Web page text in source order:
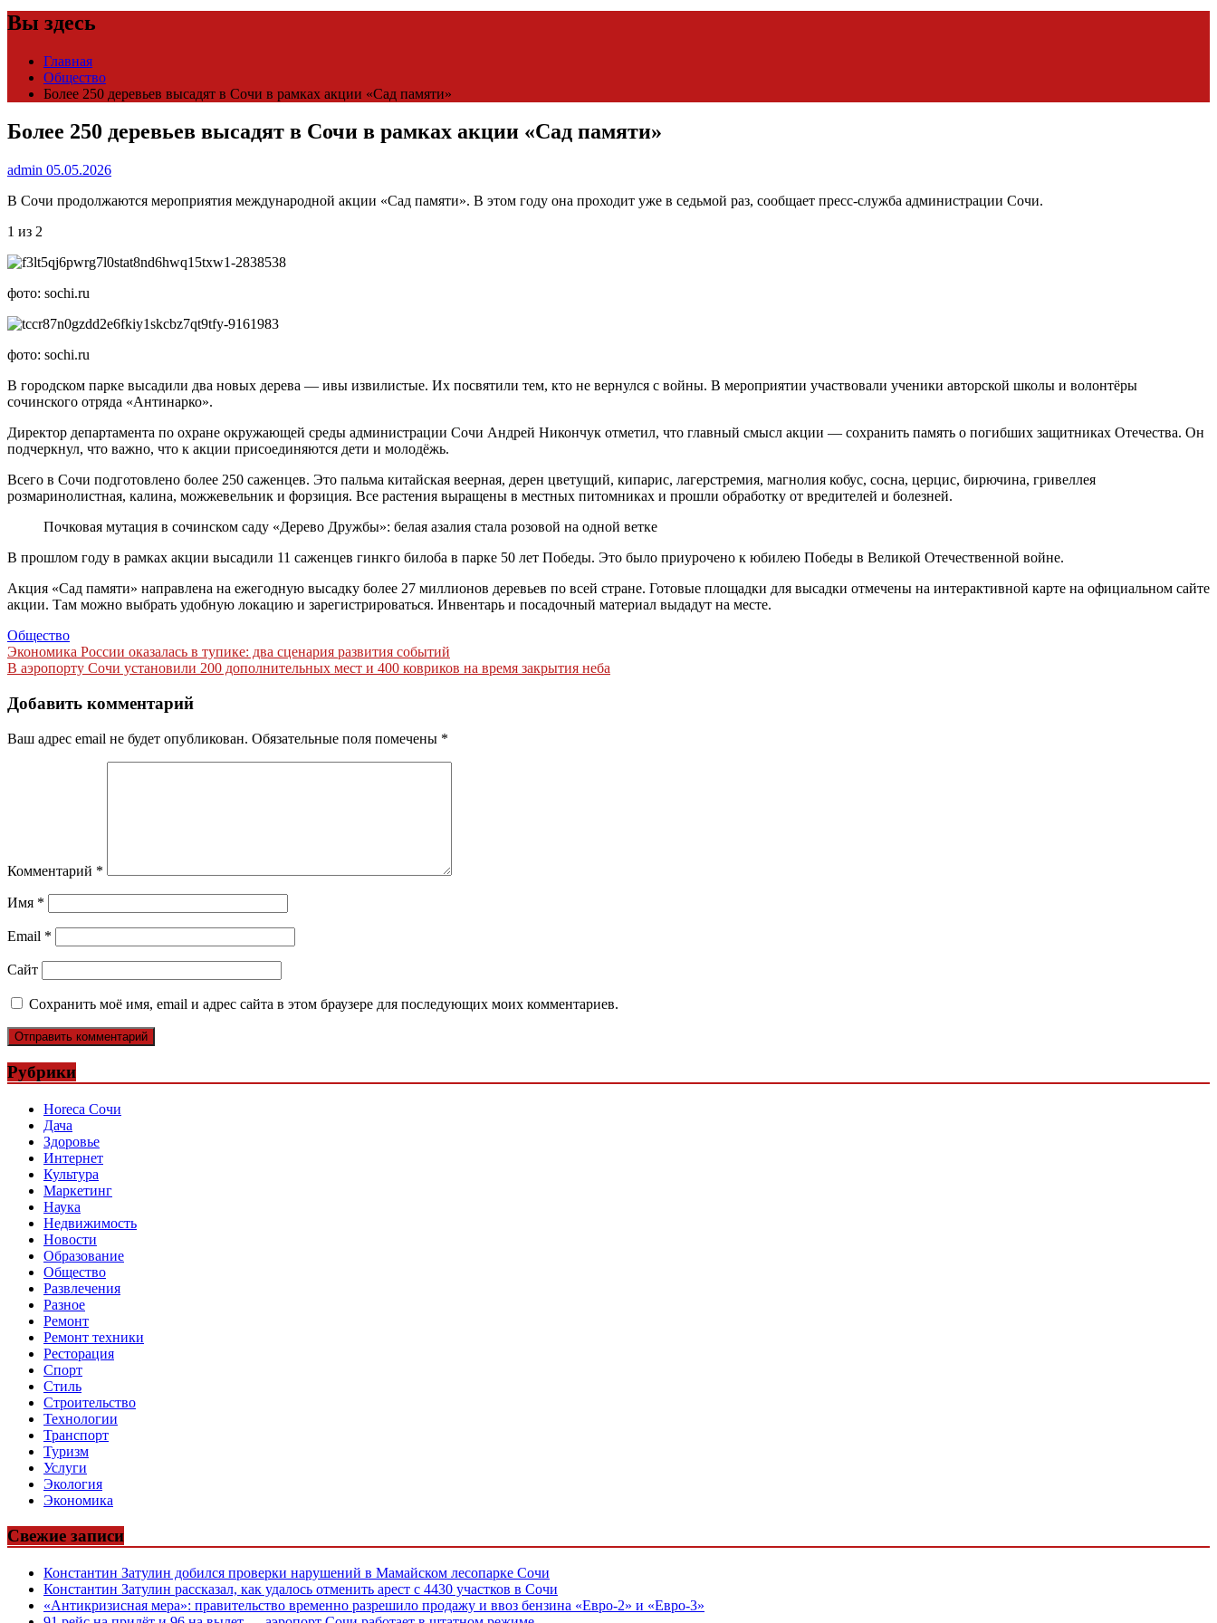
Вы здесь
Главная
Общество
Более 250 деревьев высадят в Сочи в рамках акции «Сад памяти»
Более 250 деревьев высадят в Сочи в рамках акции «Сад памяти»
admin 05.05.2026
В Сочи продолжаются мероприятия международной акции «Сад памяти». В этом году она проходит уже в седьмой раз, сообщает пресс-служба администрации Сочи.
1 из 2
фото: sochi.ru
фото: sochi.ru
В городском парке высадили два новых дерева — ивы извилистые. Их посвятили тем, кто не вернулся с войны. В мероприятии участвовали ученики авторской школы и волонтёры
сочинского отряда «Антинарко».
Директор департамента по охране окружающей среды администрации Сочи Андрей Никончук отметил, что главный смысл акции — сохранить память о погибших защитниках Отечества. Он
подчеркнул, что важно, что к акции присоединяются дети и молодёжь.
Всего в Сочи подготовлено более 250 саженцев. Это пальма китайская веерная, дерен цветущий, кипарис, лагерстремия, магнолия кобус, сосна, церцис, бирючина, гривеллея
розмаринолистная, калина, можжевельник и форзиция. Все растения выращены в местных питомниках и прошли обработку от вредителей и болезней.
Почковая мутация в сочинском саду «Дерево Дружбы»: белая азалия стала розовой на одной ветке
В прошлом году в рамках акции высадили 11 саженцев гинкго билоба в парке 50 лет Победы. Это было приурочено к юбилею Победы в Великой Отечественной войне.
Акция «Сад памяти» направлена на ежегодную высадку более 27 миллионов деревьев по всей стране. Готовые площадки для высадки отмечены на интерактивной карте на официальном сайте
акции. Там можно выбрать удобную локацию и зарегистрироваться. Инвентарь и посадочный материал выдадут на месте.
Общество
Навигация
по
записям
Экономика России оказалась в тупике: два сценария развития событий
В аэропорту Сочи установили 200 дополнительных мест и 400 ковриков на время закрытия неба
Добавить комментарий
Ваш адрес email не будет опубликован. Обязательные поля помечены *
Комментарий *
Имя *
Email *
Сайт
Сохранить моё имя, email и адрес сайта в этом браузере для последующих моих комментариев.
Рубрики
Horeca Сочи
Дача
Здоровье
Интернет
Культура
Маркетинг
Наука
Недвижимость
Новости
Образование
Общество
Развлечения
Разное
Ремонт
Ремонт техники
Ресторация
Спорт
Стиль
Строительство
Технологии
Транспорт
Туризм
Услуги
Экология
Экономика
Свежие записи
Константин Затулин добился проверки нарушений в Мамайском лесопарке Сочи
Константин Затулин рассказал, как удалось отменить арест с 4430 участков в Сочи
«Антикризисная мера»: правительство временно разрешило продажу и ввоз бензина «Евро-2» и «Евро-3»